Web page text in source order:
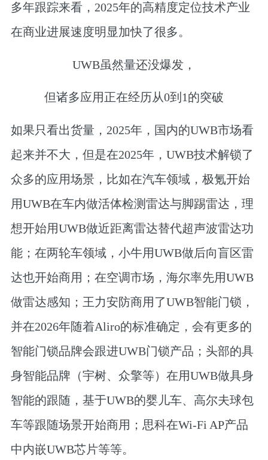
多年跟踪来看，2025年的高精度定位技术产业
在商业进展速度明显加快了很多。
UWB虽然量还没爆发，
但诸多应用正在经历从0到1的突破
如果只看出货量，2025年，国内的UWB市场看
起来并不大，但是在2025年，UWB技术解锁了
众多的应用场景，比如在汽车领域，极氪开始
用UWB在车内做活体检测雷达与脚踢雷达，理
想开始用UWB做近距离雷达替代超声波雷达功
能；在两轮车领域，小牛用UWB做后向盲区雷
达也开始商用；在空调市场，海尔率先用UWB
做雷达感知；王力安防商用了UWB智能门锁，
并在2026年随着Aliro的标准确定，会有更多的
智能门锁品牌会跟进UWB门锁产品；头部的具
身智能品牌（宇树、众擎等）在用UWB做具身
智能的跟随，基于UWB的婴儿车、高尔夫球包
车等跟随场景开始商用；思科在Wi-Fi AP产品
中内嵌UWB芯片等等。